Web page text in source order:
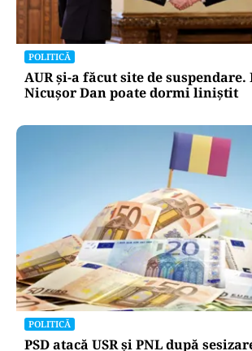
POLITICĂ
AUR și-a făcut site de suspendare.
Nicușor Dan poate dormi liniștit
POLITICĂ
PSD atacă USR și PNL după